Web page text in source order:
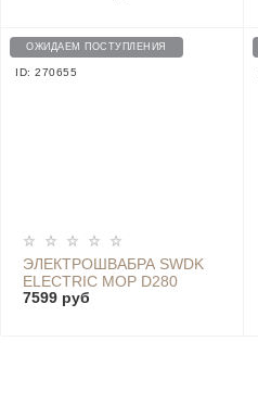
ОЖИДАЕМ ПОСТУПЛЕНИЯ
ID: 270655
ЭЛЕКТРОШВАБРА SWDK
ELECTRIC MOP D280
7599 руб